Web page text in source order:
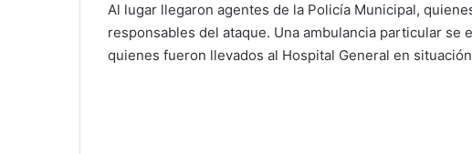
Al lugar llegaron agentes de la Policía Municipal,
responsables del ataque. Una ambulancia particular se
quienes fueron llevados al Hospital General en